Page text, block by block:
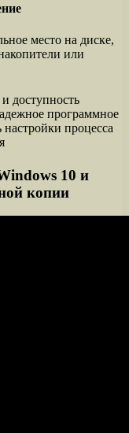
место на диске,
или
доступность
программное
процесса
10 и
копии